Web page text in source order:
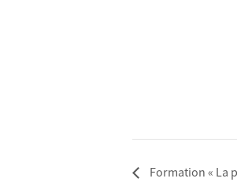
Formation « La